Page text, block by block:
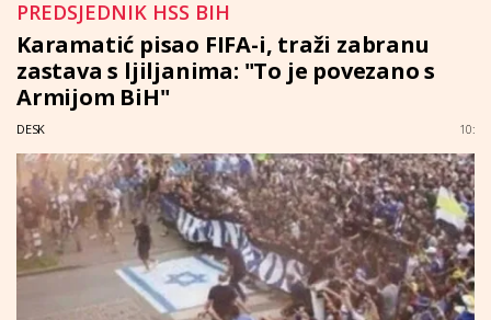
PREDSJEDNIK HSS BIH
Karamatić pisao FIFA-i, traži zabranu
zastava s ljiljanima: "To je povezano s
Armijom BiH"
DESK 10: